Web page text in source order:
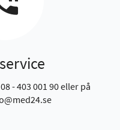
- 403 001 90 eller på